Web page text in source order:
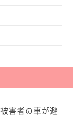
害者の車が避